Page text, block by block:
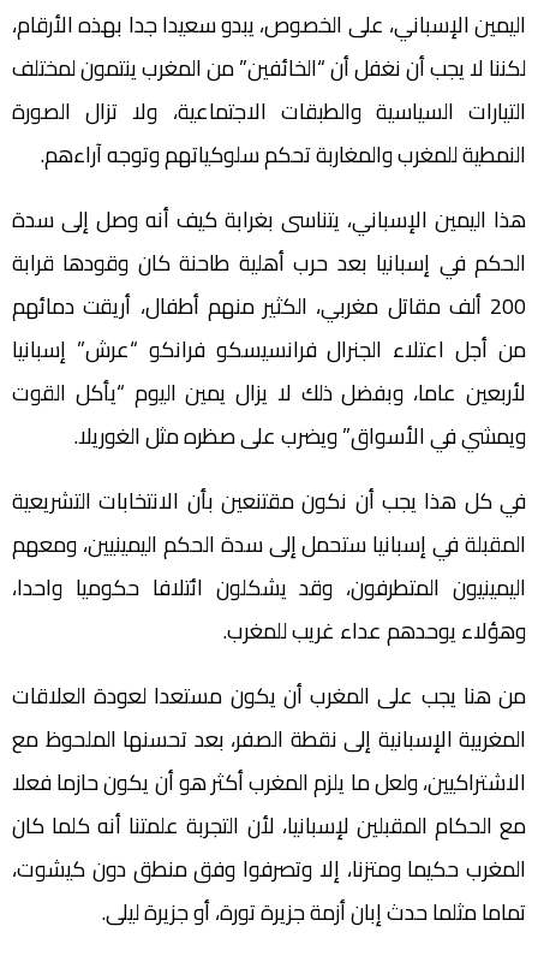
اليمين الإسباني، على الخصوص، يبدو سعيدا جدا بهذه الأرقام،
لكننا لا يجب أن نغفل أن “الخائفين” من المغرب ينتمون لمختلف
التيارات السياسية والطبقات الاجتماعية، ولا تزال الصورة
النمطية للمغرب والمغاربة تحكم سلوكياتهم وتوجه آراءهم.
هذا اليمين الإسباني، يتناسى بغرابة كيف أنه وصل إلى سدة
الحكم في إسبانيا بعد حرب أهلية طاحنة كان وقودها قرابة
200 ألف مقاتل مغربي، الكثير منهم أطفال، أريقت دمائهم
من أجل اعتلاء الجنرال فرانسيسكو فرانكو “عرش” إسبانيا
لأربعين عاما، وبفضل ذلك لا يزال يمين اليوم “يأكل القوت
ويمشي في الأسواق” ويضرب على صظره مثل الغوريلا.
في كل هذا يجب أن نكون مقتنعين بأن الانتخابات التشريعية
المقبلة في إسبانيا ستحمل إلى سدة الحكم اليمينيين، ومعهم
اليمينيون المتطرفون، وقد يشكلون ائتلافا حكوميا واحدا،
وهؤلاء يوحدهم عداء غريب للمغرب.
من هنا يجب على المغرب أن يكون مستعدا لعودة العلاقات
المغربية الإسبانية إلى نقطة الصفر، بعد تحسنها الملحوظ مع
الاشتراكيين، ولعل ما يلزم المغرب أكثر هو أن يكون حازما فعلا
مع الحكام المقبلين لإسبانيا، لأن التجربة علمتنا أنه كلما كان
المغرب حكيما ومتزنا، إلا وتصرفوا وفق منطق دون كيشوت،
تماما مثلما حدث إبان أزمة جزيرة تورة، أو جزيرة ليلى.